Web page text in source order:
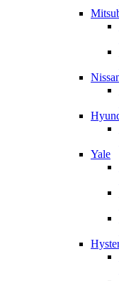
Yale